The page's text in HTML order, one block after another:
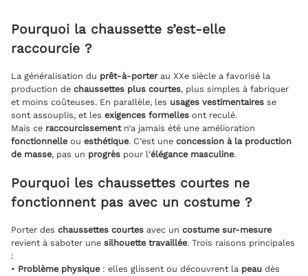
Pourquoi la chaussette s’est-elle
raccourcie ?
La généralisation du prêt-à-porterau XXe siècle a favorisé la
production de chaussettes plus courtes, plus simples à fabriquer
et moins coûteuses. En parallèle, les usages vestimentairesse
sont assouplis, et les exigences formellesont reculé.
Mais ce raccourcissementn’a jamais été une amélioration
fonctionnelleou esthétique. C’est une concession à la production
de masse, pas un progrèspour l’élégance masculine.
Pourquoi les chaussettes courtes ne
fonctionnent pas avec un costume ?
Porter des chaussettes courtesavec un costume sur-mesure
revient à saboter une silhouette travaillée. Trois raisons principales
:
• Problème physique: elles glissent ou découvrent la peaudès